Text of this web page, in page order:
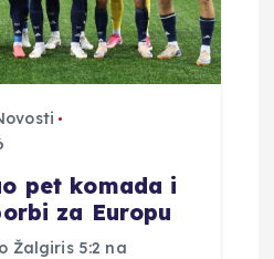
pet komada i
za Europu
Žalgiris 5:2 na